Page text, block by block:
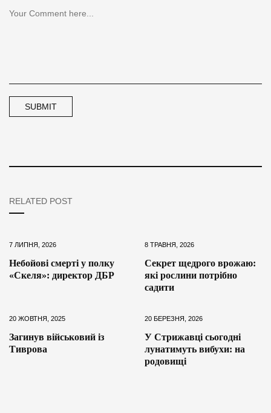
RELATED POST
7 ЛИПНЯ, 2026
Небойові смерті у полку
«Скеля»: директор ДБР
8 ТРАВНЯ, 2026
Секрет щедрого врожаю:
які рослини потрібно
садити
20 ЖОВТНЯ, 2025
Загинув військовий із
Тиврова
20 БЕРЕЗНЯ, 2026
У Стрижавці сьогодні
лунатимуть вибухи: на
родовищі